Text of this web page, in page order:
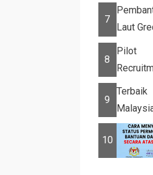
7
8
9
10